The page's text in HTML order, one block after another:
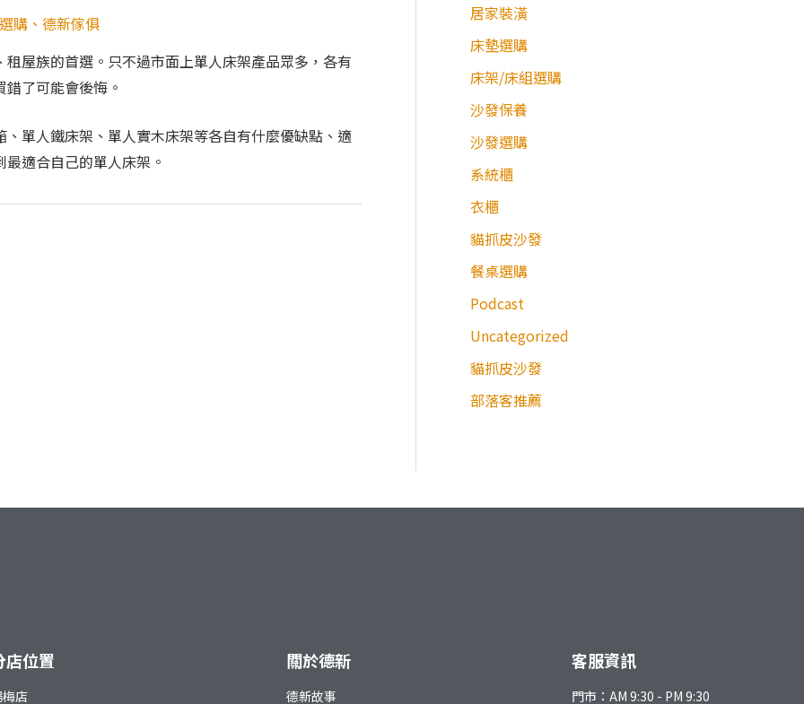
購 、 德新傢俱
屋族的首選。只不過市面上單人床架產品眾多，各有
了可能會後悔。
單人鐵床架、單人實木床架等各自有什麼優缺點、適
適合自己的單人床架。
居家裝潢
床墊選購
床架/床組選購
沙發保養
沙發選購
系統櫃
衣櫃
貓抓皮沙發
餐桌選購
Podcast
Uncategorized
貓抓皮沙發
部落客推薦
店位置
店
關於德新
德新故事
客服資訊
門市：AM 9:30 - PM 9:30